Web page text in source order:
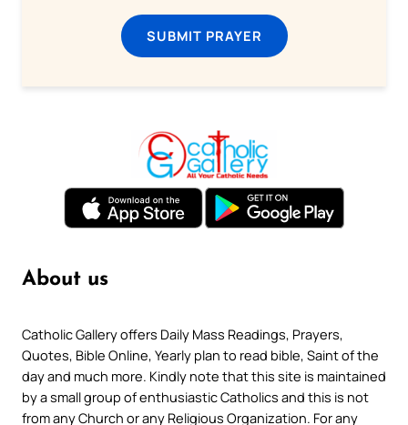
SUBMIT PRAYER
About us
Catholic Gallery offers Daily Mass Readings, Prayers,
Quotes, Bible Online, Yearly plan to read bible, Saint of the
day and much more. Kindly note that this site is maintained
by a small group of enthusiastic Catholics and this is not
from any Church or any Religious Organization. For any